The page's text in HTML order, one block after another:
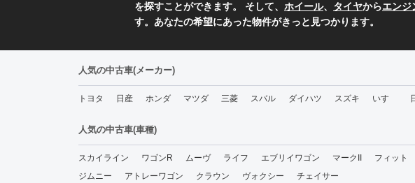
を探すことができます。 そして、 ホイール、 タイヤからエンジ
す。あなたの希望にあった物件がきっと見つかります。
人気の中古車(メーカー)
トヨタ 日産 ホンダ マツダ 三菱 スバル ダイハツ スズキ いすゞ
人気の中古車(車種)
スカイライン ワゴンR ムーヴ ライフ エブリイワゴン マークII フィット
ジムニー
アトレーワゴン クラウン ヴォクシー チェイサー